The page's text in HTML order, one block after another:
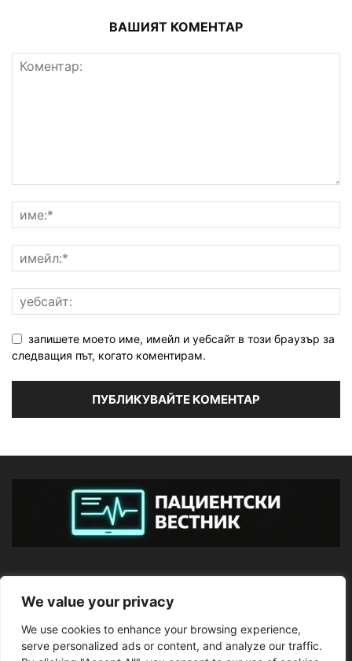
We value your privacy
We use cookies to enhance your browsing experience,
serve personalized ads or content, and analyze our traffic.
ВАШИЯТ КОМЕНТАР
запишете моето име, имейл и уебсайт в този браузър за
следващия път, когато коментирам.
ПОСЛЕДВАЙТЕ НИ